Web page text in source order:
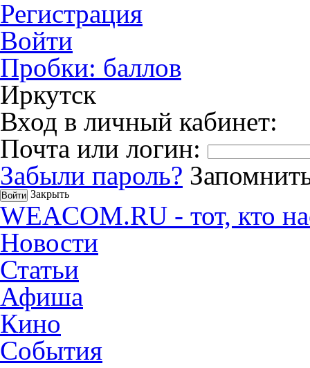
Регистрация
Войти
Пробки: баллов
Иркутск
Вход в личный кабинет:
Почта или логин:
Забыли пароль?
Закрыть
WEACOM.RU - тот, кто
Новости
Статьи
Афиша
Кино
События